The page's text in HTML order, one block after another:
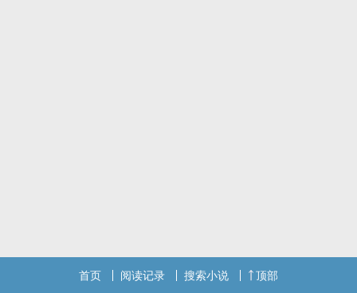
首页 阅读记录 搜索小说 顶部